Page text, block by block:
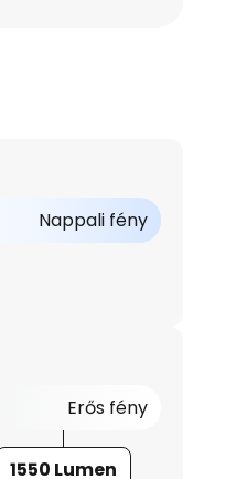
Nappali fény
Erős fény
1550 Lumen